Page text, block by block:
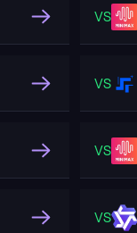
VS
VS
VS
VS